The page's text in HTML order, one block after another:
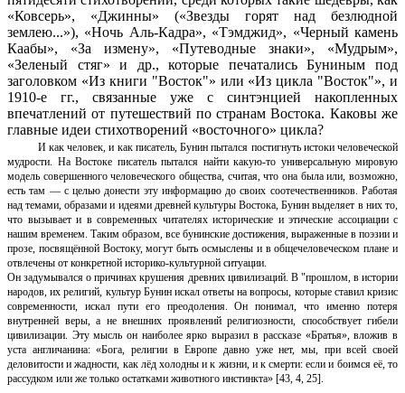
«Ковсерь», «Джинны» («Звезды горят над безлюдной
землею...»), «Ночь Аль-Кадра», «Тэмджид», «Черный камень
Каабы», «За измену», «Путеводные знаки», «Мудрым»,
«Зеленый стяг» и др., которые печатались Буниным под
заголовком «Из книги "Восток"» или «Из цикла "Восток"», и
1910-е гг., связанные уже с синтэнцией накопленных
впечатлений от путешествий по странам Востока. Каковы же
главные идеи стихотворений «восточного» цикла?
И как человек, и как писатель, Бунин пытался постигнуть истоки человеческой
мудрости. На Востоке писатель пытался найти какую-то универсальную мировую
модель совершенного человеческого общества, считая, что она была или, возможно,
есть там — с целью донести эту информацию до своих соотечественников. Работая
над темами, образами и идеями древней культуры Востока, Бунин выделяет в них то,
что вызывает и в современных читателях исторические и этические ассоциации с
нашим временем. Таким образом, все бунинские достижения, выраженные в поэзии и
прозе, посвящённой Востоку, могут быть осмыслены и в общечеловеческом плане и
отвлечены от конкретной историко-культурной ситуации.
Он задумывался о причинах крушения древних цивилизаций. В "прошлом, в истории
народов, их религий, культур Бунин искал ответы на вопросы, которые ставил кризис
современности, искал пути его преодоления. Он понимал, что именно потеря
внутренней веры, а не внешних проявлений религиозности, способствует гибели
цивилизации. Эту мысль он наиболее ярко выразил в рассказе «Братья», вложив в
уста англичанина: «Бога, религии в Европе давно уже нет, мы, при всей своей
деловитости и жадности, как лёд холодны и к жизни, и к смерти: если и боимся её, то
рассудком или же только остатками животного инстинкта» [43, 4, 25].